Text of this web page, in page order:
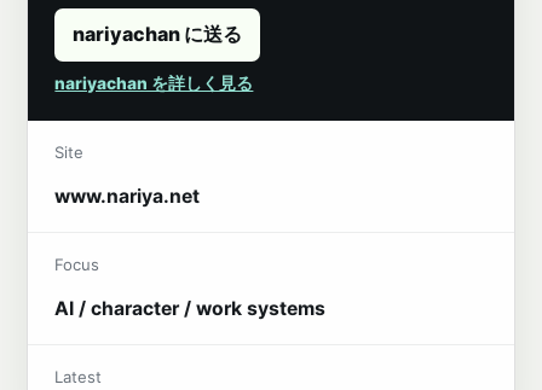
nariyachan に送る
nariyachan を詳しく見る
Site
www.nariya.net
Focus
AI / character / work systems
Latest